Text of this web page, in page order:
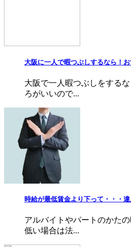
大阪に一人で暇つぶしするなら！
大阪で一人暇つぶしをする
ろがいいので...
時給が最低賃金より下って・・・
アルバイトやパートのかた
低い場合は法...